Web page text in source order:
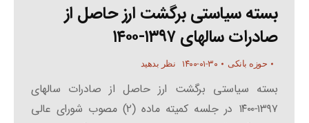
بسته سیاستی برگشت ارز حاصل از
صادرات سالهای ۱۳۹۷-۱۴۰۰
حوزه بانکی ۱۴۰۰-۰۱-۳۰ نظر بدهید
بسته سیاستی برگشت ارز حاصل از صادرات سالهای
۱۳۹۷-۱۴۰۰ در جلسه کمیته ماده (۲) مصوب شورای عالی